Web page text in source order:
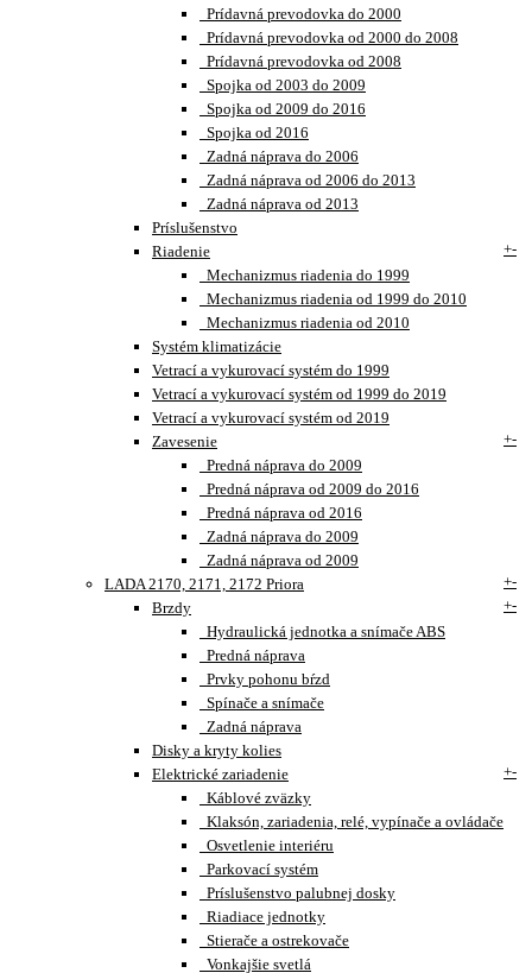
Prídavná prevodovka do 2000
Prídavná prevodovka od 2000 do 2008
Prídavná prevodovka od 2008
Spojka od 2003 do 2009
Spojka od 2009 do 2016
Spojka od 2016
Zadná náprava do 2006
Zadná náprava od 2006 do 2013
Zadná náprava od 2013
Príslušenstvo
Riadenie
+-
Mechanizmus riadenia do 1999
Mechanizmus riadenia od 1999 do 2010
Mechanizmus riadenia od 2010
Systém klimatizácie
Vetrací a vykurovací systém do 1999
Vetrací a vykurovací systém od 1999 do 2019
Vetrací a vykurovací systém od 2019
Zavesenie
+-
Predná náprava do 2009
Predná náprava od 2009 do 2016
Predná náprava od 2016
Zadná náprava do 2009
Zadná náprava od 2009
LADA 2170, 2171, 2172 Priora
+-
Brzdy
+-
Hydraulická jednotka a snímače ABS
Predná náprava
Prvky pohonu bŕzd
Spínače a snímače
Zadná náprava
Disky a kryty kolies
Elektrické zariadenie
+-
Káblové zväzky
Klaksón, zariadenia, relé, vypínače a ovládače
Osvetlenie interiéru
Parkovací systém
Príslušenstvo palubnej dosky
Riadiace jednotky
Stierače a ostrekovače
Vonkajšie svetlá